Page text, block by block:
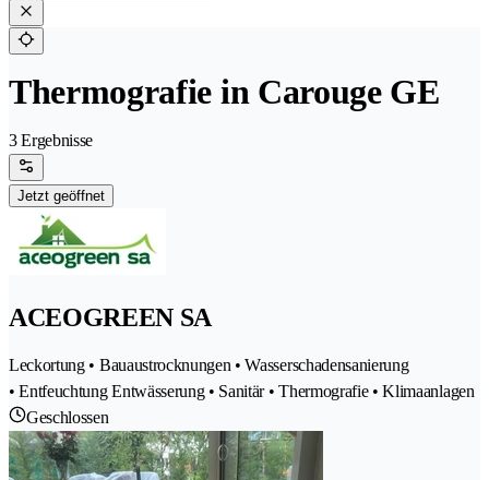
Thermografie in Carouge GE
3 Ergebnisse
Jetzt geöffnet
ACEOGREEN SA
Leckortung • Bauaustrocknungen • Wasserschadensanierung
• Entfeuchtung Entwässerung • Sanitär • Thermografie • Klimaanlagen
Geschlossen